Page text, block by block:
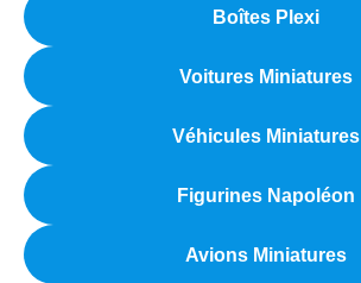
Boîtes Plexi
Voitures Miniatures
Véhicules Miniatures
Figurines Napoléon
Avions Miniatures